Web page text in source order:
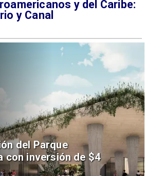
y del Caribe:
y Canal
del Parque
con inversión de $4